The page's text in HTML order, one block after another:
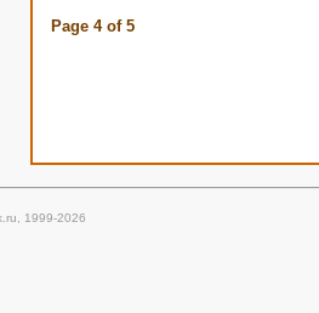
Page 4of 5
1999-2026